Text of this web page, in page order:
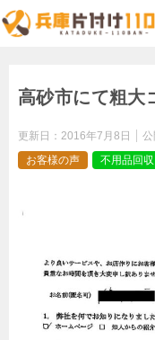
高砂市にて粗
更新日： 2016年7月8日 公
お客様の声
不用品回